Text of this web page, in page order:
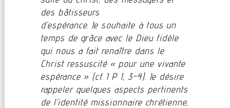
des bâtisseurs
d’espérance. Je souhaite à tous un
temps de grâce avec le Dieu fidèle
qui nous a fait renaître dans le
Christ ressuscité « pour une vivante
espérance » (cf. 1 P 1, 3-4). Je désire
rappeler quelques aspects pertinents
de l’identité missionnaire chrétienne,